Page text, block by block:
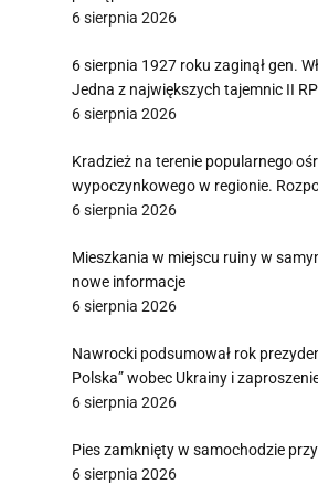
6 sierpnia 2026
6 sierpnia 1927 roku zaginął gen.
Jedna z największych tajemnic II RP
6 sierpnia 2026
Kradzież na terenie popularnego
wypoczynkowego w regionie.
6 sierpnia 2026
Mieszkania w miejscu ruiny w
nowe informacje
6 sierpnia 2026
Nawrocki podsumował rok
Polska” wobec Ukrainy i
6 sierpnia 2026
Pies zamknięty w samochodzie
6 sierpnia 2026